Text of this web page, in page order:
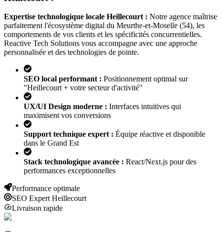
Expertise technologique locale Heillecourt : Notre agence maîtrise
parfaitement l'écosystème digital du Meurthe-et-Moselle (54), les
comportements de vos clients et les spécificités concurrentielles.
Reactive Tech Solutions vous accompagne avec une approche
personnalisée et des technologies de pointe.
SEO local performant : Positionnement optimal sur
"Heillecourt + votre secteur d'activité"
UX/UI Design moderne : Interfaces intuitives qui
maximisent vos conversions
Support technique expert : Équipe réactive et disponible
dans le Grand Est
Stack technologique avancée : React/Next.js pour des
performances exceptionnelles
Performance optimale
SEO Expert Heillecourt
Livraison rapide